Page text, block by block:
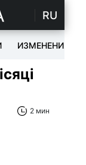
RU
ИЗМЕНЕНИЯ
2 мин